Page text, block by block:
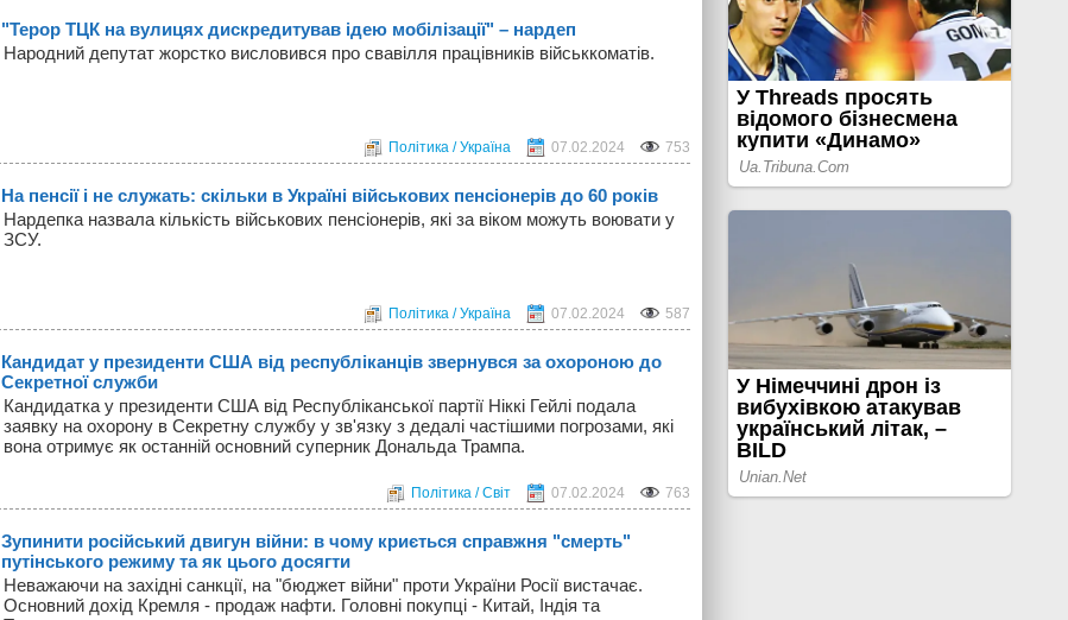
"Терор ТЦК на вулицях дискредитував ідею мобілізації" – нардеп
Народний депутат жорстко висловився про свавілля працівників військкоматів.
Політика / Україна 07.02.2024 753
На пенсії і не служать: скільки в Україні військових пенсіонерів до 60 років
Нардепка назвала кількість військових пенсіонерів, які за віком можуть воювати у
ЗСУ.
Політика / Україна 07.02.2024 587
Кандидат у президенти США від республіканців звернувся за охороною до
Секретної служби
Кандидатка у президенти США від Республіканської партії Ніккі Гейлі подала
заявку на охорону в Секретну службу у зв'язку з дедалі частішими погрозами, які
вона отримує як останній основний суперник Дональда Трампа.
Політика / Світ 07.02.2024 763
Зупинити російський двигун війни: в чому криється справжня "смерть"
путінського режиму та як цього досягти
Неважаючи на західні санкції, на "бюджет війни" проти України Росії вистачає.
Основний дохід Кремля - продаж нафти. Головні покупці - Китай, Індія та